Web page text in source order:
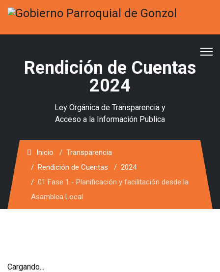
Rendición de Cuentas
2024
Ley Orgánica de Transparencia y
Acceso a la Información Publica
Inicio
Transparencia
Rendición de Cuentas
2024
01 Fase 1 - Planificación y facilitación desde la
Asamblea Local
Cargando...